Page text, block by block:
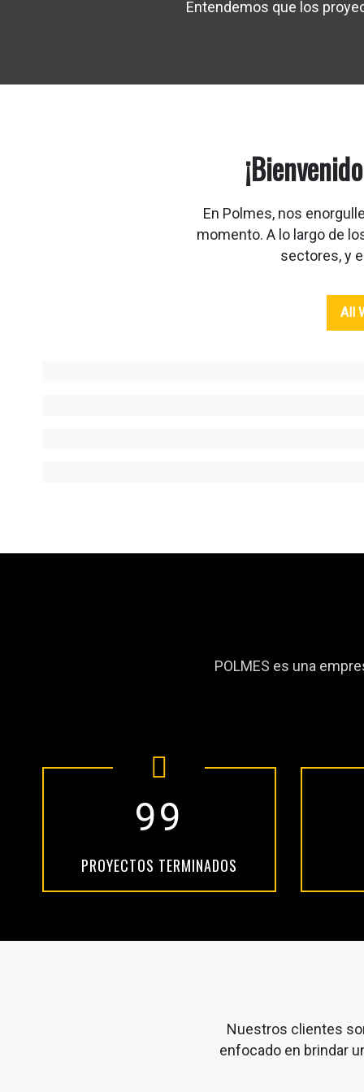
Entendemos que los
En Polmes, nos
momento. A lo largo de
sectores, y
All
POLMES es una
99
PROYECTOS TERMINADOS
Nuestros clientes
enfocado en brindar